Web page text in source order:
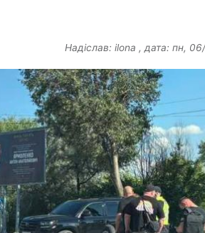
Надіслав: ilona , дата: пн,